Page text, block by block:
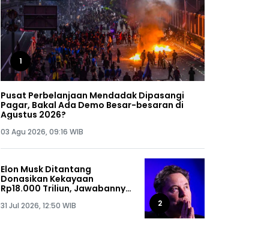
1
Pusat Perbelanjaan Mendadak Dipasangi
Pagar, Bakal Ada Demo Besar-besaran di
Agustus 2026?
03 Agu 2026, 09:16 WIB
Elon Musk Ditantang
Donasikan Kekayaan
Rp18.000 Triliun, Jawabannya
31 Jul 2026, 12:50 WIB 2